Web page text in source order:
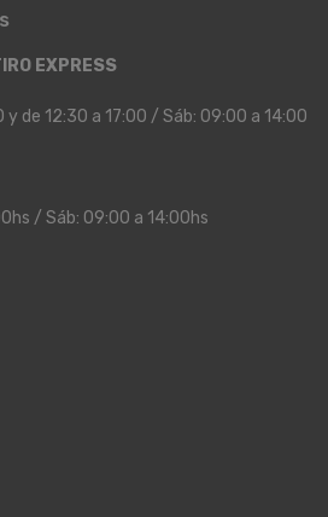
EXPRESS
y de 12:30 a 17:00 / Sáb: 09:00 a 14:00
/ Sáb: 09:00 a 14:00hs